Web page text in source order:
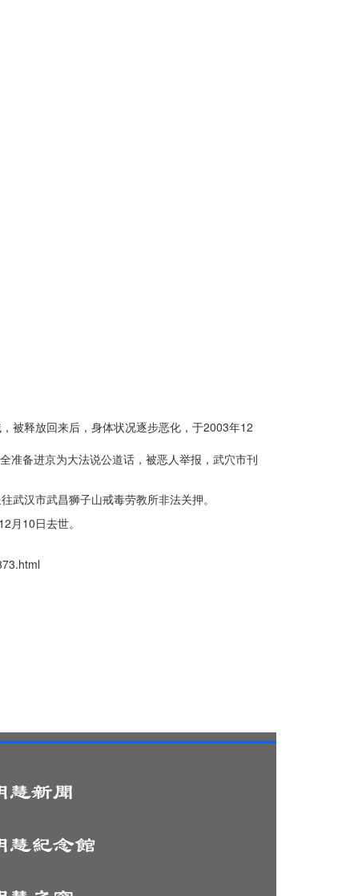
被释放回来后，身体状况逐步恶化，于2003年12
准备进京为大法说公道话，被恶人举报，武穴市刊
汉市武昌狮子山戒毒劳教所非法关押。
月10日去世。